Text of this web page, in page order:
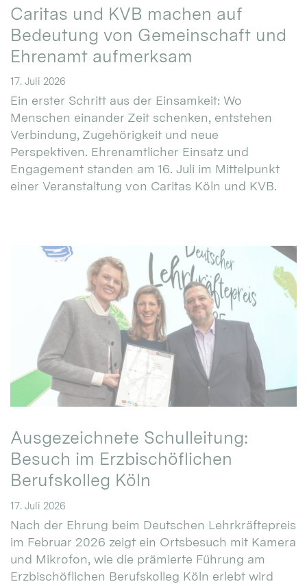
Caritas und KVB machen auf
Bedeutung von Gemeinschaft und
Ehrenamt aufmerksam
17. Juli 2026
Ein erster Schritt aus der Einsamkeit: Wo
Menschen einander Zeit schenken, entstehen
Verbindung, Zugehörigkeit und neue
Perspektiven. Ehrenamtlicher Einsatz und
Engagement standen am 16. Juli im Mittelpunkt
einer Veranstaltung von Caritas Köln und KVB.
Ausgezeichnete Schulleitung:
Besuch im Erzbischöflichen
Berufskolleg Köln
17. Juli 2026
Nach der Ehrung beim Deutschen Lehrkräftepreis
im Februar 2026 zeigt ein Ortsbesuch mit Kamera
und Mikrofon, wie die prämierte Führung am
Erzbischöflichen Berufskolleg Köln erlebt wird